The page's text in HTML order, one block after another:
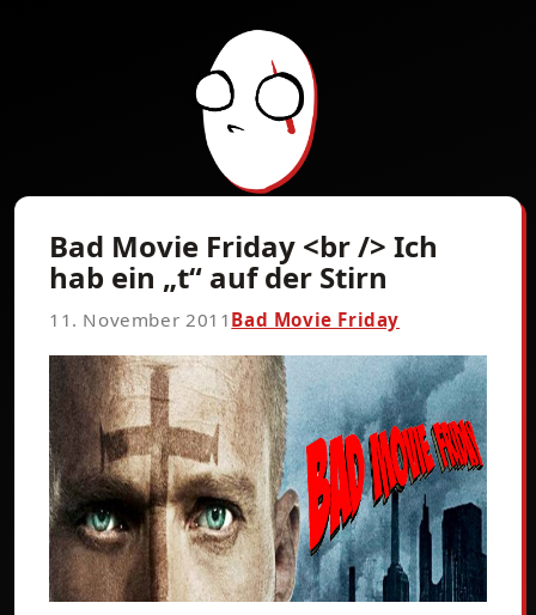
Bad Movie Friday <br /> Ich
hab ein „t“ auf der Stirn
11. November 2011 Bad Movie Friday